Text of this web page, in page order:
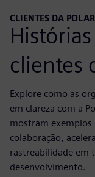
CLIENTES DA
clientes
Explore como as
em clareza com a
mostram exemplos
colaboração,
rastreabilidade em
desenvolvimento.